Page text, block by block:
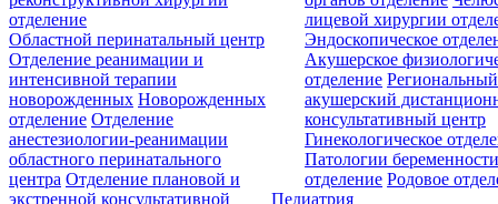
отделение
лицевой хирургии
Эндоскопическое
Областной перинатальный центр
Отделение реанимации и
интенсивной терапии
новорожденных Новорожденных
отделение Отделение
анестезиологии-реанимации
областного перинатального
центра Отделение плановой и
экстренной консультативной
Акушерское
отделение Региональный
акушерский
консультативный центр
Гинекологическое
Патологии
отделение Родовое
Педиатрия